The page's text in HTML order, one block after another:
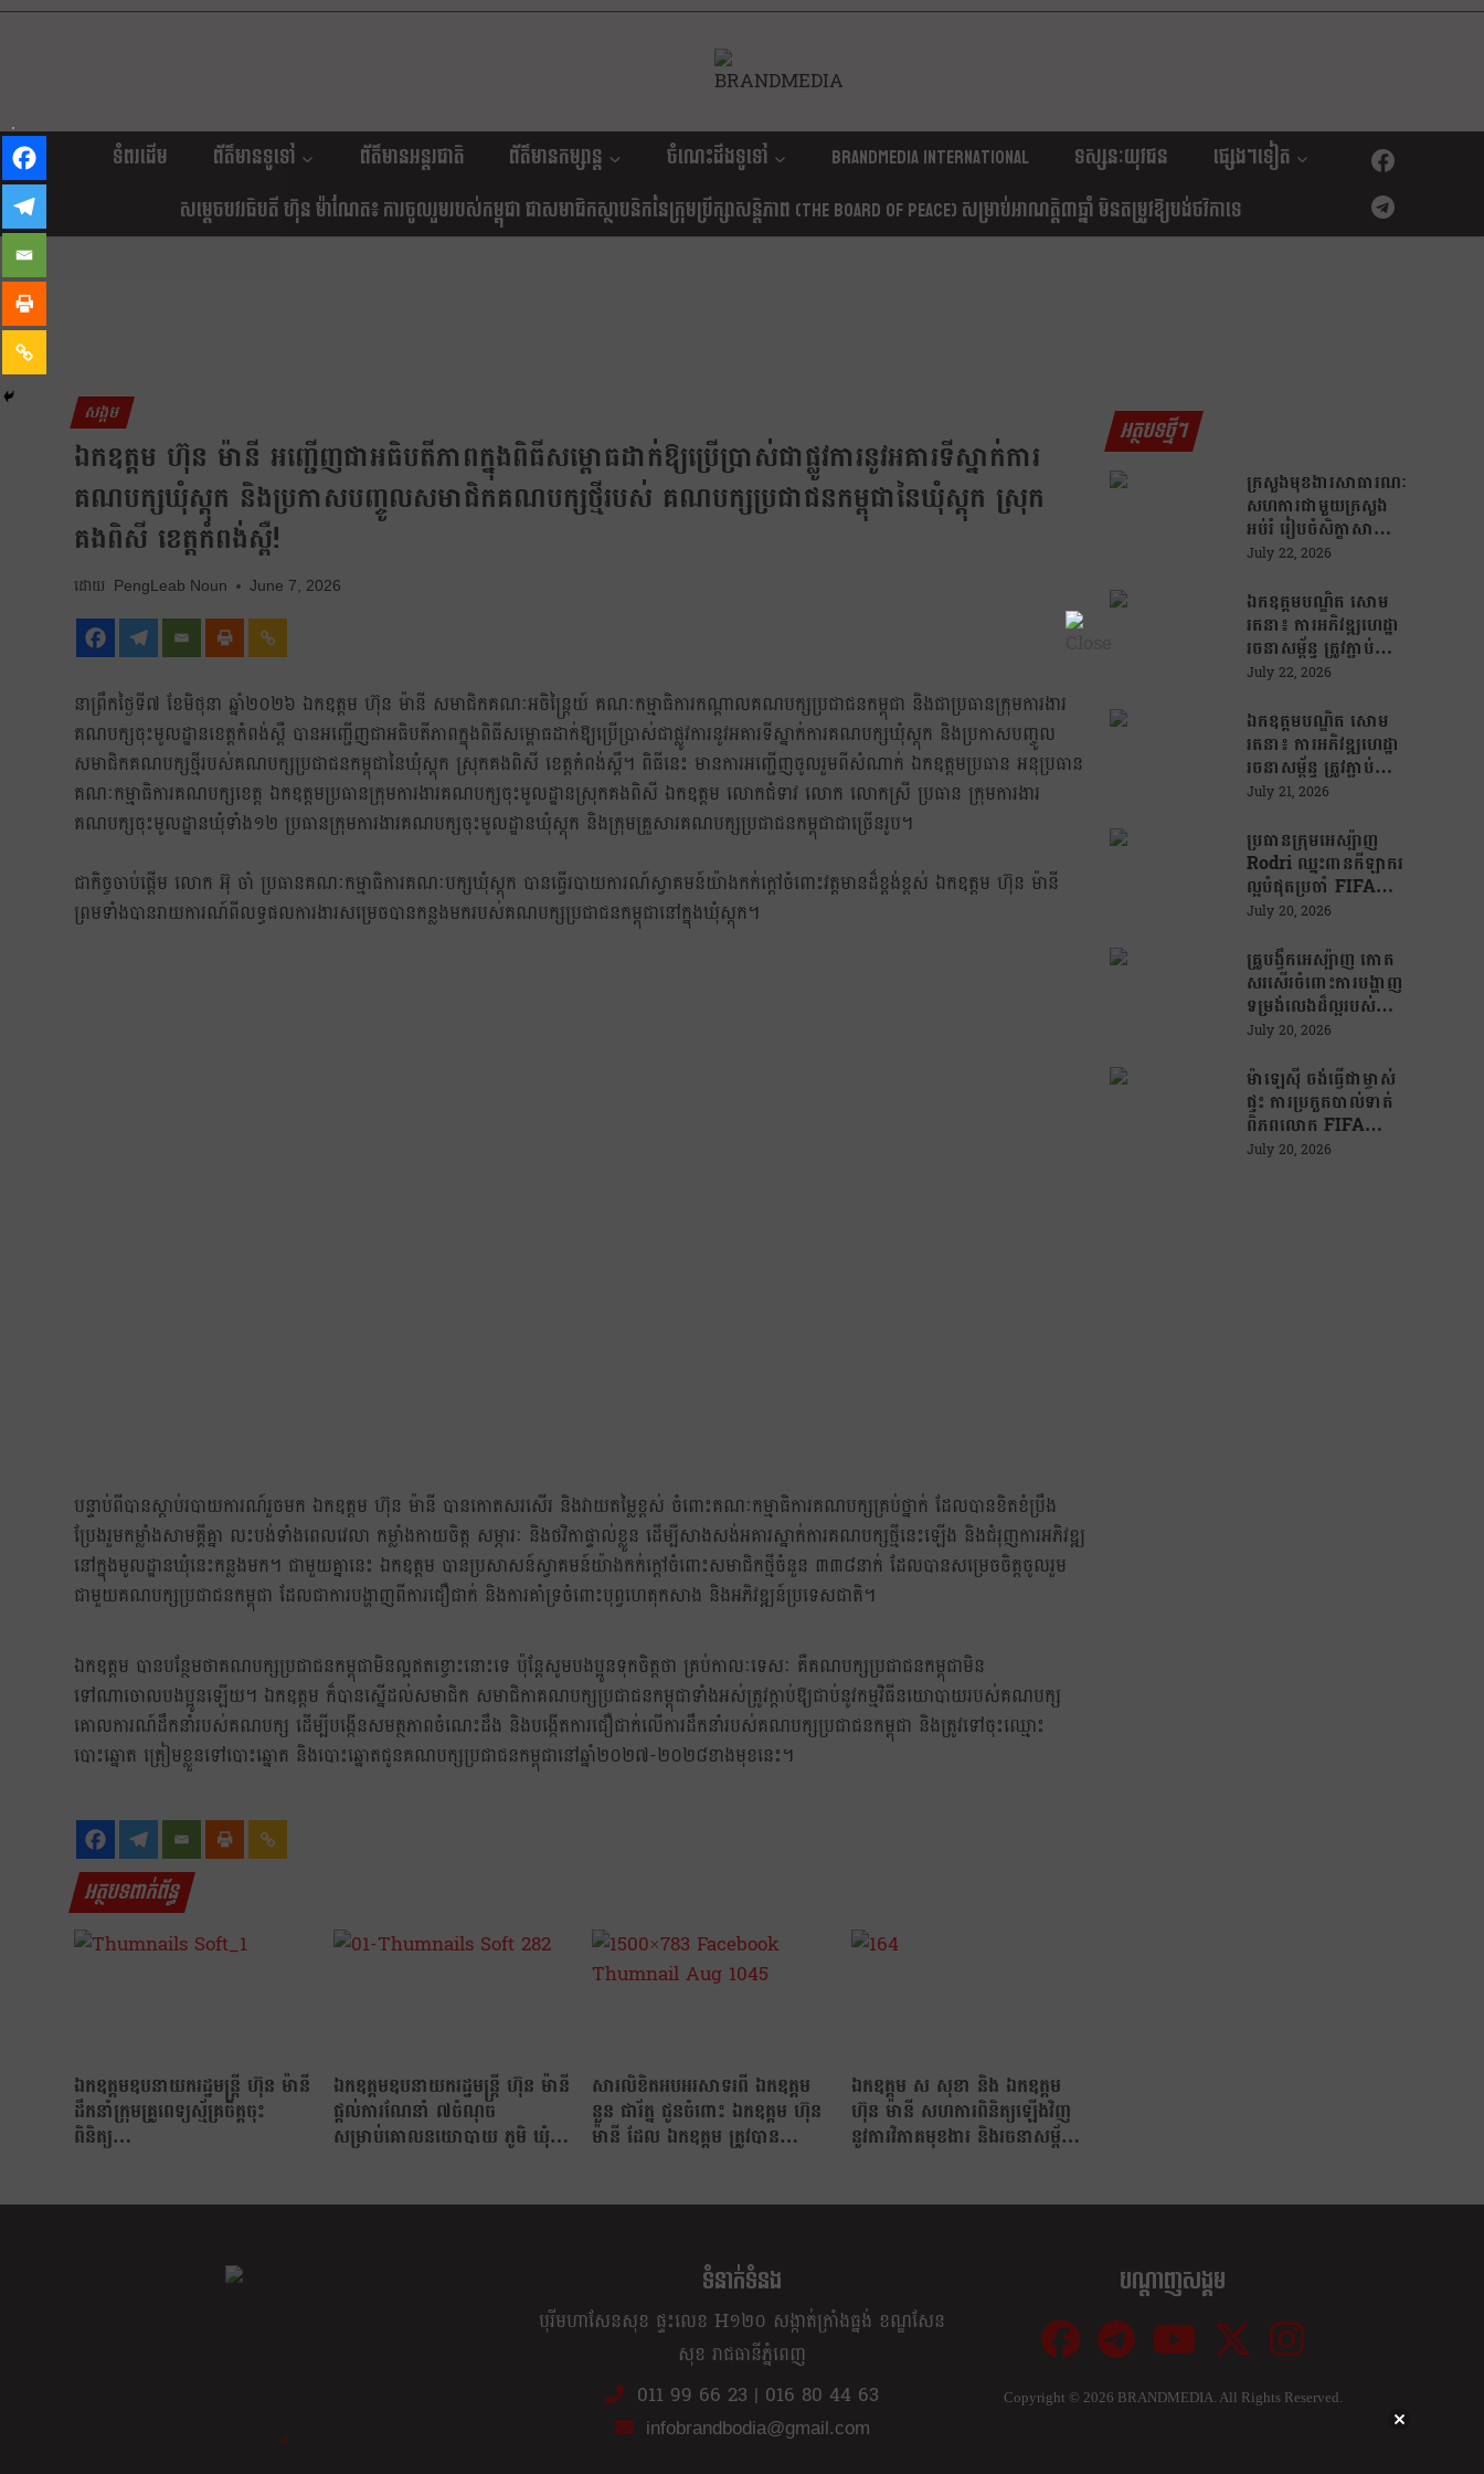
ទំពរដើម ព័ត៌មានទូទៅ ព័ត៌មានអន្តរជាតិ ព័ត៌មានកម្សាន្ត ចំណេះដឹងទូទៅ Brandmedia international ទស្សនៈយុវជន
ផ្សេងៗទៀត
សម្តេចបវរធិបតី ហ៊ុន ម៉ាណែត៖ ការចូលរួមរបស់កម្ពុជា ជាសមាជិកស្ថាបនិកនៃក្រុមប្រឹក្សាសន្តិភាព (The Board Of Peace) សម្រាប់អាណត្តិ៣ឆ្នាំ មិនតម្រូវឱ្យបង់ថវិកាទេ
សង្គម
ឯកឧត្តម ហ៊ុន ម៉ានី អញ្ជើញជាអធិបតីភាពក្នុងពិធីសម្ពោធដាក់ឱ្យប្រើប្រាស់ជាផ្លូវការនូវអគារទីស្នាក់ការ
គណបក្សឃុំស្តុក និងប្រកាសបញ្ចូលសមាជិកគណបក្សថ្មីរបស់ គណបក្សប្រជាជនកម្ពុជានៃឃុំស្តុក ស្រុក
គងពិសី ខេត្តកំពង់ស្ពឺ!
PengLeab Noun June 7, 2026
នាព្រឹកថ្ងៃទី៧ ខែមិថុនា ឆ្នាំ២០២៦ ឯកឧត្តម ហ៊ុន ម៉ានី សមាជិកគណៈអចិន្រ្តៃយ៍ គណៈកម្មាធិការកណ្តាលគណបក្សប្រជាជនកម្ពុជា និងជាប្រធានក្រុមការងារ
គណបក្សចុះមូលដ្ឋានខេត្តកំពង់ស្ពឺ បានអញ្ជើញជាអធិបតីភាពក្នុងពិធីសម្ពោធដាក់ឱ្យប្រើប្រាស់ជាផ្លូវការនូវអគារទីស្នាក់ការគណបក្សឃុំស្តុក និងប្រកាសបញ្ចូល
សមាជិកគណបក្សថ្មីរបស់គណបក្សប្រជាជនកម្ពុជានៃឃុំស្តុក ស្រុកគងពិសី ខេត្តកំពង់ស្ពឺ។ ពិធីនេះ មានការអញ្ជើញចូលរួមពីសំណាក់ ឯកឧត្តមប្រធាន អនុប្រធាន
គណៈកម្មាធិការគណបក្សខេត្ត ឯកឧត្តមប្រធានក្រុមការងារគណបក្សចុះមូលដ្ឋានស្រុកគងពិសី ឯកឧត្តម លោកជំទាវ លោក លោកស្រី ប្រធាន ក្រុមការងារ
គណបក្សចុះមូលដ្ឋានឃុំទាំង១២ ប្រធានក្រុមការងារគណបក្សចុះមូលដ្ឋានឃុំស្តុក និងក្រុមគ្រួសារគណបក្សប្រជាជនកម្ពុជាជាច្រើនរូប។
ជាកិច្ចចាប់ផ្ដើម លោក អ៊ុ ចាំ ប្រធានគណៈកម្មាធិការគណៈបក្សឃុំស្ដុក បានធ្វើរបាយការណ៍ស្វាគមន៍យ៉ាងកក់ក្ដៅចំពោះវត្តមានដ៏ខ្ពង់ខ្ពស់ ឯកឧត្តម ហ៊ុន ម៉ានី
ព្រមទាំងបានរាយការណ៍ពីលទ្ធផលការងារសម្រេចបានកន្លងមករបស់គណបក្សប្រជាជនកម្ពុជានៅក្នុងឃុំស្ដុក។
បន្ទាប់ពីបានស្ដាប់របាយការណ៍រួចមក ឯកឧត្តម ហ៊ុន ម៉ានី បានកោតសរសើរ និងវាយតម្លៃខ្ពស់ ចំពោះគណៈកម្មាធិការគណបក្សគ្រប់ថ្នាក់ ដែលបានខិតខំប្រឹង
ប្រែងរួមកម្លាំងសាមគ្គីគ្នា លះបង់ទាំងពេលវេលា កម្លាំងកាយចិត្ត សម្ភារៈ និងថវិកាផ្ទាល់ខ្លួន ដើម្បីសាងសង់អគារស្នាក់ការគណបក្សថ្មីនេះឡើង និងជំរុញការអភិវឌ្ឍ
នៅក្នុងមូលដ្ឋានឃុំនេះកន្លងមក។ ជាមួយគ្នានេះ ឯកឧត្តម បានប្រសាសន៍ស្វាគមន៍យ៉ាងកក់ក្តៅចំពោះសមាជិកថ្មីចំនួន ៣៣៨នាក់ ដែលបានសម្រេចចិត្តចូលរួម
ជាមួយគណបក្សប្រជាជនកម្ពុជា ដែលជាការបង្ហាញពីការជឿជាក់ និងការគាំទ្រចំពោះបុព្វហេតុកសាង និងអភិវឌ្ឍន៍ប្រទេសជាតិ។
ឯកឧត្តម បានបន្ថែមថាគណបក្សប្រជាជនកម្ពុជាមិនល្អឥតខ្ចោះនោះទេ ប៉ុន្តែសូមបងប្អូនទុកចិត្តថា គ្រប់កាលៈទេសៈ គឺគណបក្សប្រជាជនកម្ពុជាមិន
ទៅណាចោលបងប្អូនឡើយ។ ឯកឧត្តម ក៏បានស្នើដល់សមាជិក សមាជិកាគណបក្សប្រជាជនកម្ពុជាទាំងអស់ត្រូវក្តាប់ឱ្យជាប់នូវកម្មវិធីនយោបាយរបស់គណបក្ស
គោលការណ៍ដឹកនាំរបស់គណបក្ស ដើម្បីបង្កើនសមត្ថភាពចំណេះដឹង និងបង្កើតការជឿជាក់លើការដឹកនាំរបស់គណបក្សប្រជាជនកម្ពុជា និងត្រូវទៅចុះឈ្មោះ
បោះឆ្នោត ត្រៀមខ្លួនទៅបោះឆ្នោត និងបោះឆ្នោតជូនគណបក្សប្រជាជនកម្ពុជានៅឆ្នាំ២០២៧-២០២៨ខាងមុខនេះ។
អត្ថបទពាក់ព័ន្ធ
ឯកឧត្តមឧបនាយករដ្ឋមន្ត្រី ហ៊ុន ម៉ានី
ដឹកនាំក្រុមគ្រូពេទ្យស្ម័គ្រចិត្តចុះ
ពិនិត្យ…
ឯកឧត្តមឧបនាយករដ្ឋមន្ត្រី ហ៊ុន ម៉ានី
ផ្តល់ការណែនាំ ៧ចំណុច
សម្រាប់គោលនយោបាយ ភូមិ ឃុំ
សារលិខិតអបអរសាទរពី ឯកឧត្តម
នួន ផារ័ត្ន ជូនចំពោះ ឯកឧត្តម ហ៊ុន
ម៉ានី ដែល ឯកឧត្តម ត្រូវបាន
ឯកឧត្តម ស សុខា និង ឯកឧត្តម
ហ៊ុន ម៉ានី សហការពិនិត្យឡើងវិញ
នូវការវិភាគមុខងារ និងរចនាសម្ព័ន្ធ
អត្ថបទថ្មីៗ
ក្រសួងមុខងារសាធារណៈ
សហការជាមួយក្រសួង
អប់រំ រៀបចំសិក្ខាសាលា
ផ្សព្វផ្សាយ «ព្រះរាជក្រឹត្យ
បង្រៀន» ដើម្បីពង្រឹងការ
គ្រប់គ្រងបុគ្គលិកអប់រំ
July 22, 2026
ឯកឧត្តមបណ្ឌិត សោម
រតនា៖ ការអភិវឌ្ឍហេដ្ឋា
រចនាសម្ព័ន្ធ ត្រូវភ្ជាប់
ជាមួយការគ្រប់
ប្រកបដោយវិជ្ជាជីវៈ និង
ការទទួលខុសត្រូវ
July 22, 2026
ឯកឧត្តមបណ្ឌិត សោម
រតនា៖ ការអភិវឌ្ឍហេដ្ឋា
រចនាសម្ព័ន្ធ ត្រូវភ្ជាប់
ជាមួយការគ្រប់
ប្រកបដោយវិជ្ជាជីវៈ និង
ការទទួលខុសត្រូវ
July 21, 2026
ប្រធានក្រុមអេស្ប៉ាញ
Rodri ឈ្នះពានកីឡាករ
ល្អបំផុតប្រចាំ FIFA
World Cup 2026
July 20, 2026
គ្រូបង្វឹកអេស្ប៉ាញ កោត
សរសើរចំពោះការបង្ហាញ
ទម្រង់លេងដ៏ល្អរបស់
ឡាមីន យ៉ាម៉ាល់
ហ្វឺរ៉ាន តូរេស (Ferran
Torres) ដែលបានរួម
ចំណែកយ៉ាងសំខាន់ក្នុង
ជ័យជម្នះរបស់អេស្ប៉ាញ!
July 20, 2026
ម៉ាឡេស៊ី ចង់ធ្វើជាម្ចាស់
ផ្ទះ ការប្រកួតបាល់ទាត់
ពិភពលោក FIFA
World Cup!
July 20, 2026
ទំនាក់ទំនង
បុរីមហាសែនសុខ ផ្ទះលេខ H១២០ សង្កាត់ក្រាំងធ្នង់ ខណ្ឌសែន
សុខ រាជធានីភ្នំពេញ
011 99 66 23 | 016 80 44 63
infobrandbodia@gmail.com
បណ្ដាញសង្គម
Copyright © 2026 BRANDMEDIA. All Rights Reserved.